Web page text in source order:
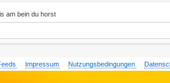
am bein du horst
Impressum Nutzungsbedingungen